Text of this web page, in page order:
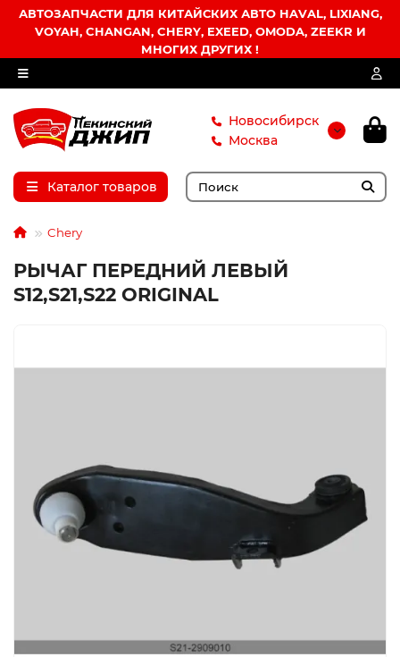
АВТОЗАПЧАСТИ ДЛЯ КИТАЙСКИХ АВТО HAVAL, LIXIANG,
VOYAH, CHANGAN, CHERY, EXEED, OMODA, ZEEKR И
МНОГИХ ДРУГИХ !
Новосибирск
Москва
Каталог товаров
Chery
РЫЧАГ ПЕРЕДНИЙ ЛЕВЫЙ
S12,S21,S22 ORIGINAL